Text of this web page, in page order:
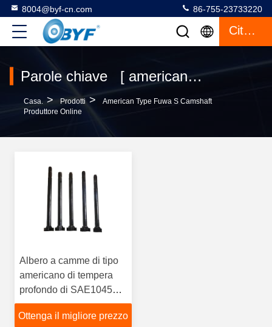
8004@byf-cn.com 86-755-23733220
Citazione
Parole chiave [ american type fuwa s camshaft ] Corrispondenza 1 prodotti
Casa. > Prodotti >
American Type Fuwa S Camshaft
Produttore Online
Albero a camme di tipo
americano di tempera
profondo di SAE1045H
FUWA S
Ottenga il migliore prezzo